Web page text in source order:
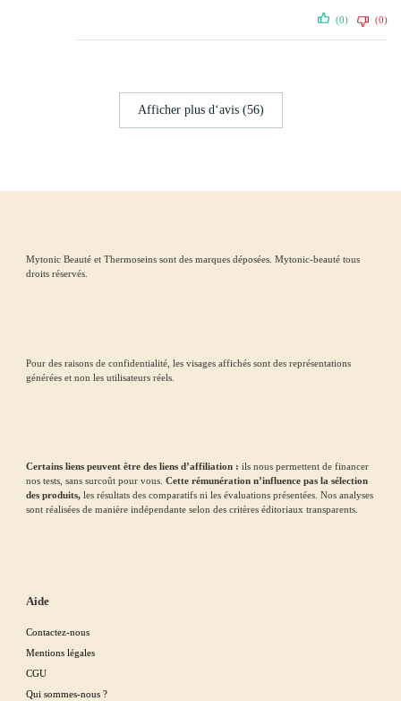
(0) (0)
Afficher plus d‘avis (56)
Mytonic Beauté et Thermoseins sont des marques déposées. Mytonic-beauté tous
droits réservés.
Pour des raisons de confidentialité, les visages affichés sont des représentations
générées et non les utilisateurs réels.
Certains liens peuvent être des liens d’affiliation : ils nous permettent de financer
nos tests, sans surcoût pour vous. Cette rémunération n’influence pas la sélection
des produits,les résultats des comparatifs ni les évaluations présentées. Nos analyses
sont réalisées de manière indépendante selon des critères éditoriaux transparents.
Aide
Contactez-nous
Mentions légales
CGU
Qui sommes-nous ?